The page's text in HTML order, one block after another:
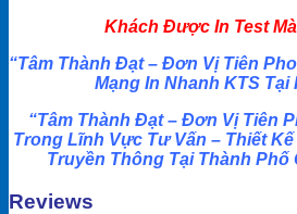
Khách Được In Test
“Tâm Thành Đạt – Đơn Vị Tiên
Mạng In Nhanh KTS Tại
“Tâm Thành Đạt – Đơn Vị Tiên
Trong Lĩnh Vực Tư Vấn – Thiết
Truyền Thông Tại Thành Phố
Reviews